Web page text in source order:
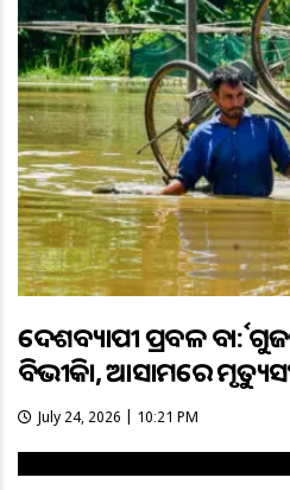
ଦେଶବ୍ୟାପୀ ପ୍ରବଳ ବର୍ଷା:
ବିଭୀଷିକା, ଆସାମରେ
July 24, 2026 | 10:21 PM